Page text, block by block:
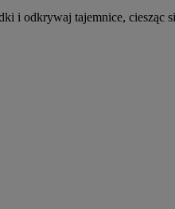
i odkrywaj tajemnice, ciesząc